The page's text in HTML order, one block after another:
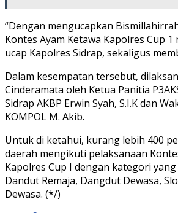
“Dengan mengucapkan
Kontes Ayam Ketawa Kapolres Cup 1
ucap Kapolres Sidrap, sekaligus
Dalam kesempatan tersebut,
Cinderamata oleh Ketua Panitia
Sidrap AKBP Erwin Syah, S.I.K dan
KOMPOL M. Akib.
Untuk di ketahui, kurang lebih 400
daerah mengikuti pelaksanaan
Kapolres Cup I dengan kategori
Dandut Remaja, Dangdut Dewasa,
Dewasa. (*/)